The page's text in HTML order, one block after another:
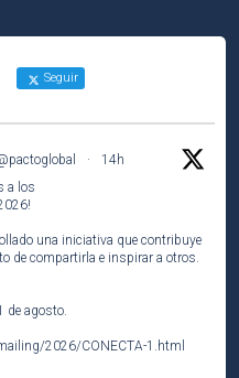
Seguir
·
14h
a los
!
una iniciativa que contribuye
de compartirla e inspirar a otros.
de agosto.
2026/CONECTA-1.html